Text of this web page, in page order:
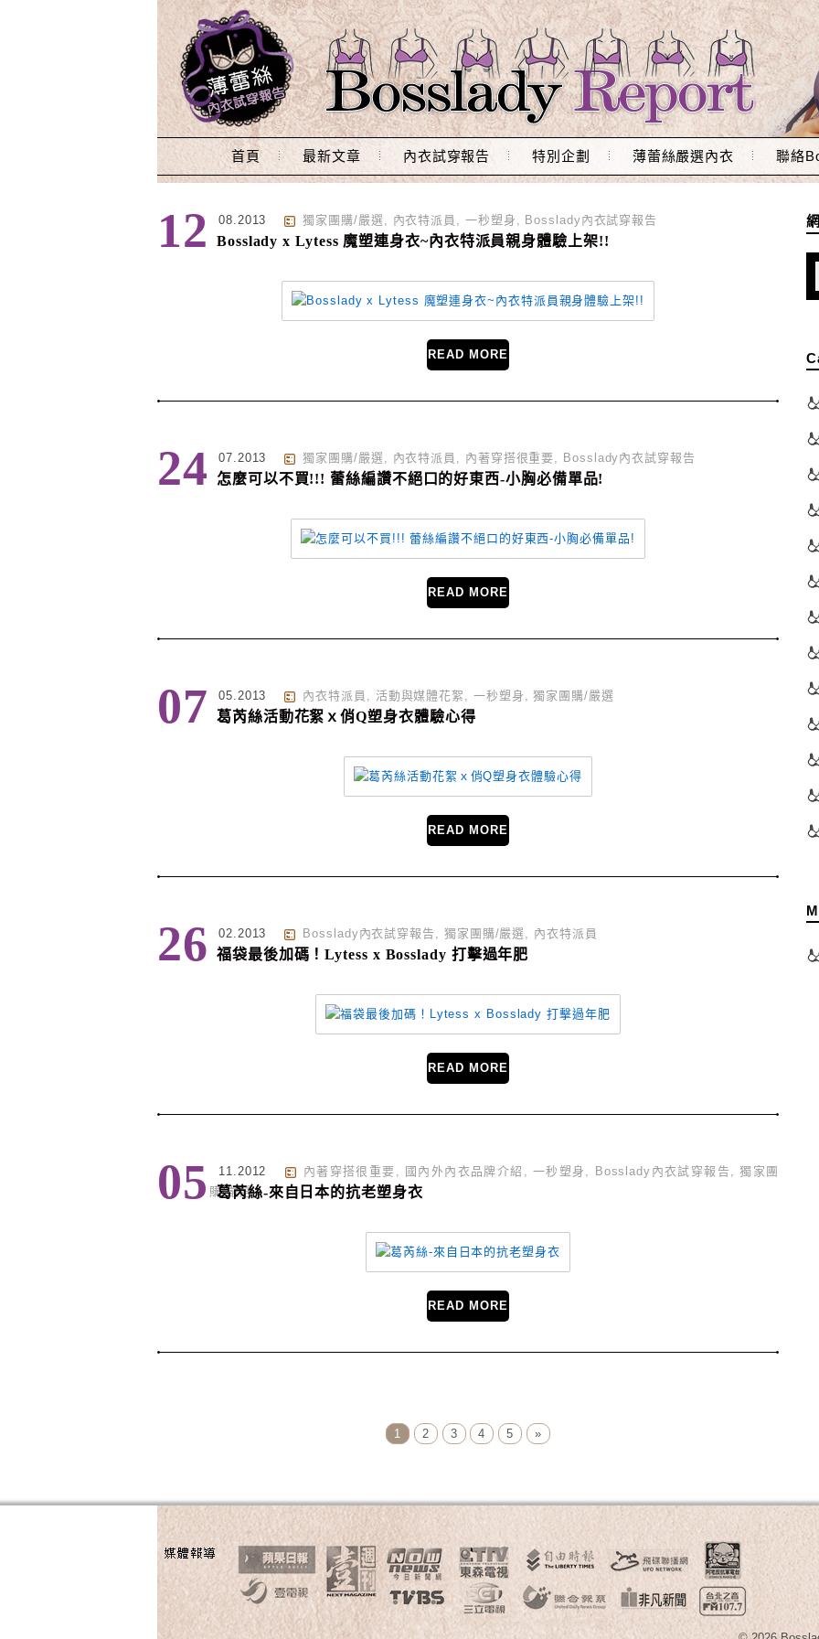
Main Menu
首頁 最新文章 內衣試穿報告 特別企劃 薄蕾絲嚴選內衣 聯絡
12 08.2013 獨家團購/嚴選, 內衣特派員 , 一秒塑身 , Bosslady內衣試穿報告
Bosslady x Lytess 魔塑連身衣~內衣特派員親身體驗上架!!
READ MORE
24 07.2013 獨家團購/嚴選, 內衣特派員 , 內著穿搭很重要, Bosslady內衣試穿報告
怎麼可以不買!!! 蕾絲編讚不絕口的好東西-小胸必備單品!
READ MORE
07 05.2013 內衣特派員 , 活動與媒體花絮 , 一秒塑身 ,獨家團購/嚴選
葛芮絲活動花絮ｘ俏Q塑身衣體驗心得
READ MORE
26 02.2013 Bosslady內衣試穿報告 , 獨家團購/嚴選, 內衣特派員
福袋最後加碼！Lytess x Bosslady 打擊過年肥
READ MORE
05 11.2012 內著穿搭很重要 , 國內外內衣品牌介紹 , 一秒塑身 , Bosslady內衣試穿報告 ,獨家團
購/嚴選
葛芮絲-來自日本的抗老塑身衣
READ MORE
1 2 3 4 5 »